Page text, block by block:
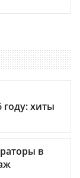
году: хиты
в